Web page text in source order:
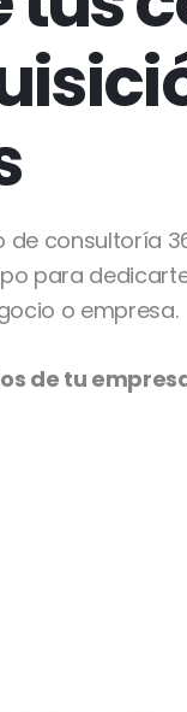
de consultoría
para
o empresa.
de tu